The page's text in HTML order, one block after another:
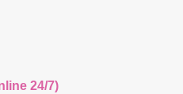
24/7)